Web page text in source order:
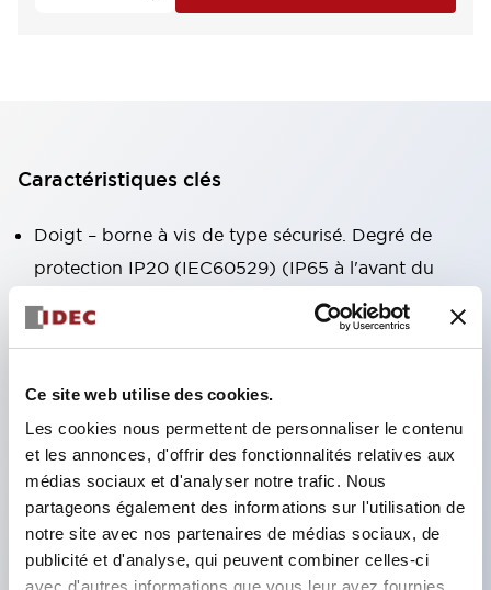
Ce site web utilise des cookies.
Les cookies nous permettent de personnaliser le contenu
et les annonces, d'offrir des fonctionnalités relatives aux
médias sociaux et d'analyser notre trafic. Nous
partageons également des informations sur l'utilisation de
notre site avec nos partenaires de médias sociaux, de
publicité et d'analyse, qui peuvent combiner celles-ci
avec d'autres informations que vous leur avez fournies
Caractéristiques clés
Doigt – borne à vis de type sécurisé. Degré de
protection IP20 (IEC60529) (IP65 à l'avant du
panneau).
Bloc de contacts combiné facilitant l'installation et
Cadre noir, cadre argenté.
Également équipé d'un interrupteur à clé, d'un
voyant intégré, gamme variée ! Dispositif d'arrêt
d'urgence conforme aux normes internationales.
Disponible en version éclairée et non éclairée.
Modes de réinitialisation par tirage ou rotation.